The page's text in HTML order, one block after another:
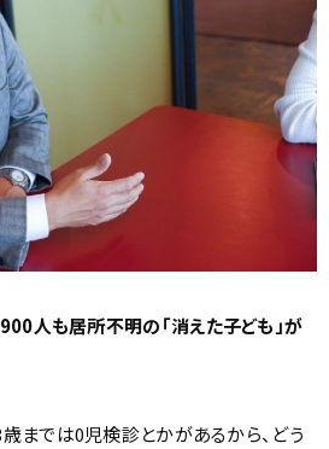
人も居所不明の「消えた子ども」が
までは0児検診とかがあるから、どう